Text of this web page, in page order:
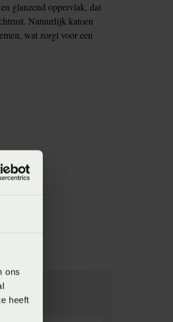
ons
heeft
glanzend oppervlak, dat
Natuurlijk katoen
wat zorgt voor een